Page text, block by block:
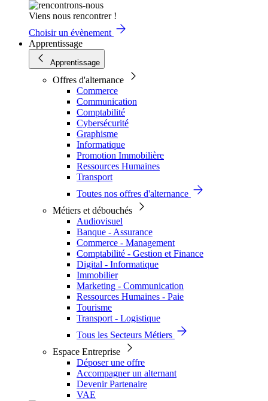
Viens nous rencontrer !
Choisir un évènement
Apprentissage
Apprentissage
Offres d'alternance
Commerce
Communication
Comptabilité
Cybersécurité
Graphisme
Informatique
Promotion Immobilière
Ressources Humaines
Transport
Toutes nos offres d'alternance
Métiers et débouchés
Audiovisuel
Banque - Assurance
Commerce - Management
Comptabilité - Gestion et Finance
Digital - Informatique
Immobilier
Marketing - Communication
Ressources Humaines - Paie
Tourisme
Transport - Logistique
Tous les Secteurs Métiers
Espace Entreprise
Déposer une offre
Accompagner un alternant
Devenir Partenaire
VAE